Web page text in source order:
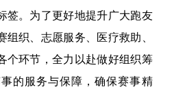
签。为了更好地提升广大跑友
组织、志愿服务、医疗救助、
个环节，全力以赴做好组织筹
的服务与保障，确保赛事精